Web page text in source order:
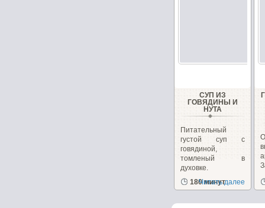
СУП ИЗ
ГОВЯДИНЫ И
НУТА
Питательный
густой суп с
говядиной,
томленый в
духовке.
180 минут
Читать далее